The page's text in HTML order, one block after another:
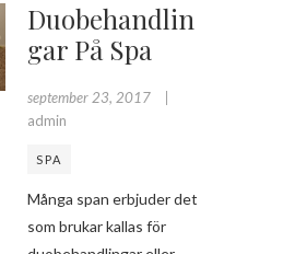
Duobehandlin
Gar På Spa
september 23, 2017
admin
SPA
Många span erbjuder det
som brukar kallas för